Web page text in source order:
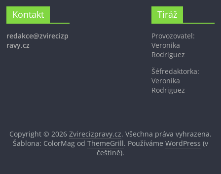
Kontakt
redakce@zvirecizp
ravy.cz
Tiráž
Provozovatel:
Veronika
Rodriguez
Šéfredaktorka:
Veronika
Rodriguez
Copyright © 2026 Zvirecizpravy.cz. Všechna práva vyhrazena.
Šablona: ColorMag od ThemeGrill. Používáme WordPress (v
češtině).